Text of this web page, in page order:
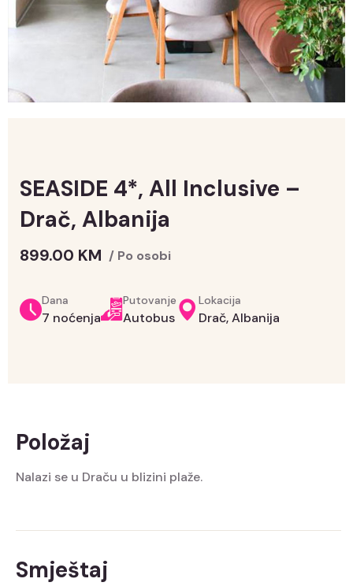
SEASIDE 4*, All Inclusive –
Drač, Albanija
899.00 KM / Po osobi
Dana
7 noćenja
Putovanje
Autobus
Lokacija
Drač, Albanija
Položaj
Nalazi se u Draču u blizini plaže.
Smještaj